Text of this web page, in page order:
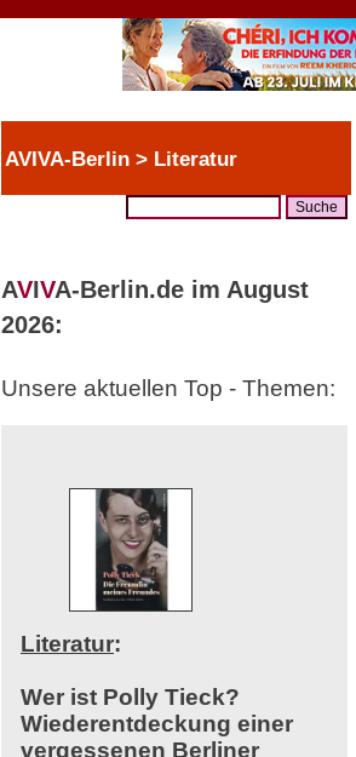
AVIVA-Berlin > Literatur
AVIVA-Berlin.de im August
2026:
Unsere aktuellen Top - Themen:
Literatur:
Wer ist Polly Tieck?
Wiederentdeckung einer
vergessenen Berliner